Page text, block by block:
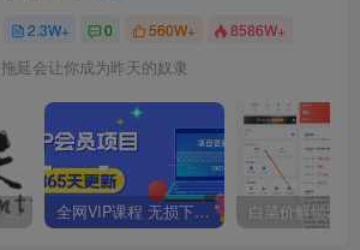
2.3W+ 0 560W+ 8586W+
拖延会让你成为昨天的奴隶
你还在到处找项目？还在当韭菜？我靠卖项目一个月收入5万+，曾经我也是个失败者。 全网VIP课程 无损下载~